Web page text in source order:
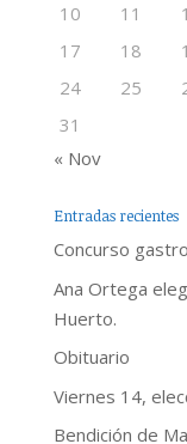
10
11
17
18
24
25
31
« Nov
Entradas recientes
Concurso
Ana Ortega
Huerto.
Obituario
Viernes 14,
Bendición de